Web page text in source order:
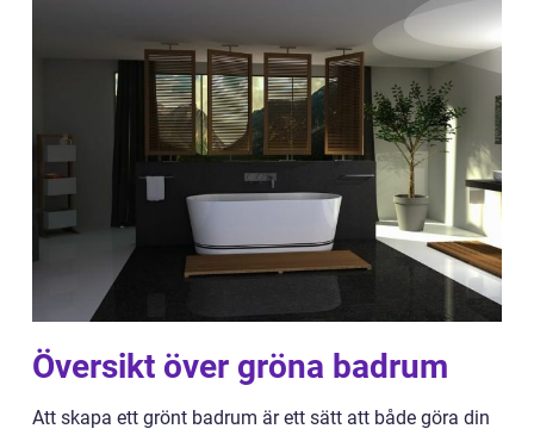
Översikt över gröna badrum
Att skapa ett grönt badrum är ett sätt att både göra din